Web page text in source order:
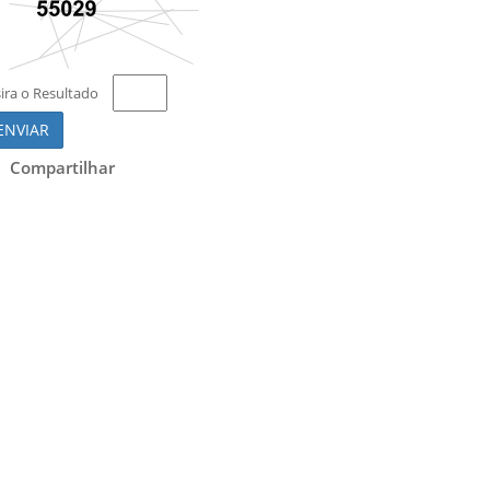
o Resultado
Compartilhar